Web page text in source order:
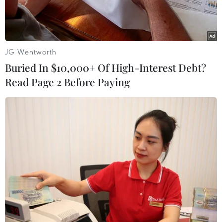
hàng.
Bị cáo Châu Thị Thu Nga trước vành móng ngựa. (Ảnh: Doãn
Tấn/TTXVN)
Sau phần luận tội và đề nghị mức án của Viện
JG Wentworth
Buried In $10,000+ Of High-Interest Debt?
Read Page 2 Before Paying